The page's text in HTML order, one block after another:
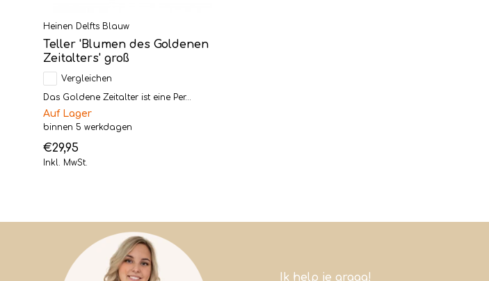
Heinen Delfts Blauw
Teller 'Blumen des Goldenen
Zeitalters' groß
Vergleichen
Das Goldene Zeitalter ist eine Per...
Auf Lager
binnen 5 werkdagen
€29,95
Inkl. MwSt.
Ik help je graag!